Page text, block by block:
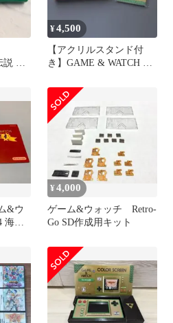
説 本
¥4,500
【アクリルスタンド付
き】GAME & WATCH ゼ
&ウ
海外
¥4,000
ゲーム&ウォッチ Retro-
Go SD作成用キット